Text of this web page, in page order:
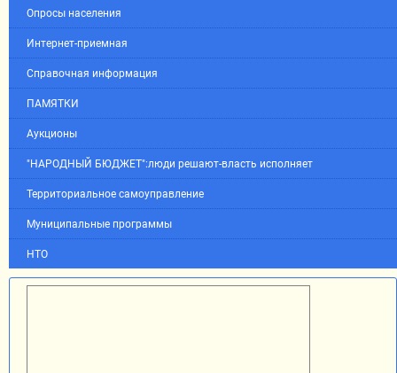
Опросы населения
Интернет-приемная
Справочная информация
ПАМЯТКИ
Аукционы
"НАРОДНЫЙ БЮДЖЕТ":люди решают-власть исполняет
Территориальное самоуправление
Муниципальные программы
НТО